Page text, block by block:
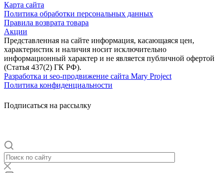
Карта сайта
Политика обработки персональных данных
Правила возврата товара
Акции
Представленная на сайте информация, касающаяся цен,
характеристик и наличия носит исключительно
информационный характер и не является публичной офертой
(Статья 437(2) ГК РФ).
Разработка и seo-продвижение сайта Mary Project
Политика конфиденциальности
Подписаться на рассылку